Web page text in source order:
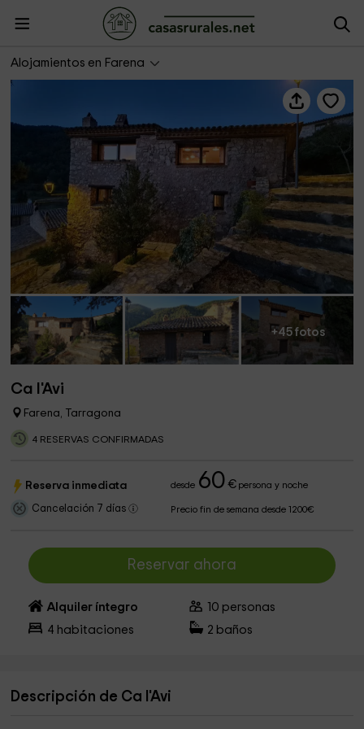
Alojamientos en Farena
+45 fotos
Ca l'Avi
Farena, Tarragona
4 RESERVAS CONFIRMADAS
Reserva inmediata desde 60 €persona y noche
Cancelación 7 días Precio fin de semana desde 1200€
Reservar ahora
Alquiler íntegro 10 personas
4 habitaciones 2 baños
Descripción de Ca l'Avi